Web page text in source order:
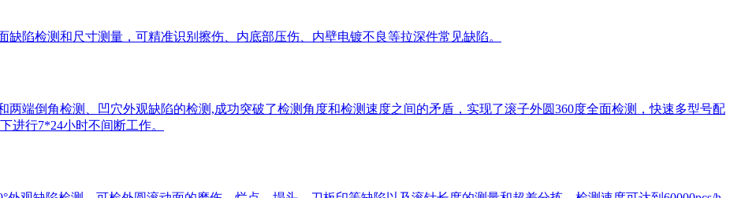
陷检测和尺寸测量，可精准识别擦伤、内底部压伤、内壁电镀不良等拉深件常见缺陷。
端倒角检测、凹穴外观缺陷的检测,成功突破了检测角度和检测速度之间的矛盾，实现了滚子外圆360度全面检测，快速多型号配
进行7*24小时不间断工作。